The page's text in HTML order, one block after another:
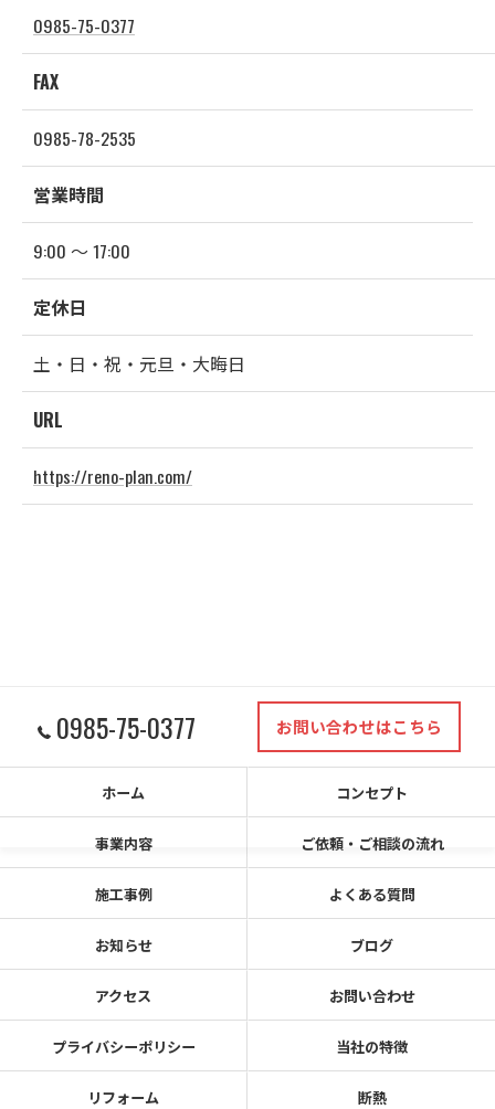
0985-75-0377
FAX
0985-78-2535
営業時間
9:00 〜 17:00
定休日
土・日・祝・元旦・大晦日
URL
https://reno-plan.com/
0985-75-0377 お問い合わせはこちら
ホーム コンセプト
事業内容 ご依頼・ご相談の流れ
施工事例 よくある質問
お知らせ ブログ
アクセス お問い合わせ
プライバシーポリシー 当社の特徴
リフォーム 断熱